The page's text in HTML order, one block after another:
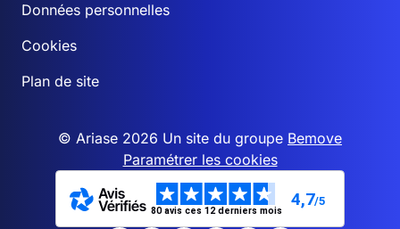
Données personnelles
Cookies
Plan de site
© Ariase 2026 Un site du groupe Bemove
Paramétrer les cookies
80 avis ces 12 derniers mois
4,7/5